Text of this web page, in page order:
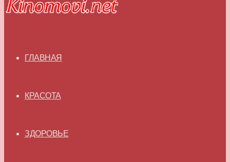
ГЛАВНАЯ
КРАСОТА
ЗДОРОВЬЕ